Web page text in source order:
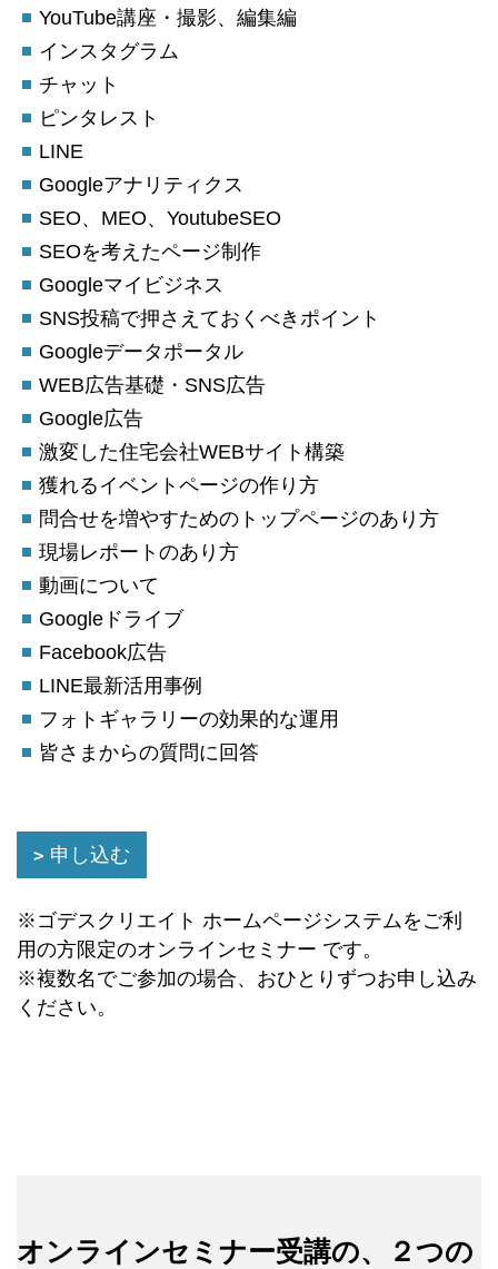
YouTube講座・撮影、編集編
インスタグラム
チャット
ピンタレスト
LINE
Googleアナリティクス
SEO、MEO、YoutubeSEO
SEOを考えたページ制作
Googleマイビジネス
SNS投稿で押さえておくべきポイント
Googleデータポータル
WEB広告基礎・SNS広告
Google広告
激変した住宅会社WEBサイト構築
獲れるイベントページの作り方
問合せを増やすためのトップページのあり方
現場レポートのあり方
動画について
Googleドライブ
Facebook広告
LINE最新活用事例
フォトギャラリーの効果的な運用
皆さまからの質問に回答
申し込む
※ゴデスクリエイト ホームページシステムをご利
用の方限定のオンラインセミナー です。
※複数名でご参加の場合、おひとりずつお申し込み
ください。
オンラインセミナー受講の、２つの